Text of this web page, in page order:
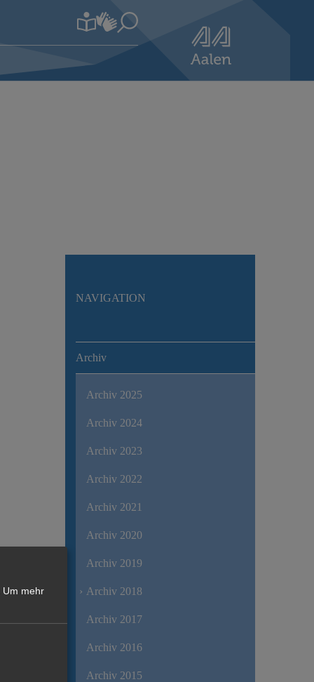
NAVIGATION
Archiv
Archiv 2025
Archiv 2024
Archiv 2023
Archiv 2022
Archiv 2021
Archiv 2020
Archiv 2019
Archiv 2018
Archiv 2017
Archiv 2016
Archiv 2015
Um mehr